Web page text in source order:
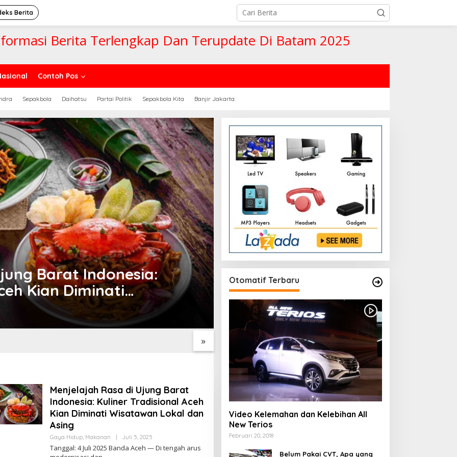
Berita
Berita Terlengkap Dan Terupdate Di Batam 2025
Contoh Pos
Sepakbola Daihatsu Partai Politik Sepakbola Kita Banjir Jakarta
Barat Indonesia:
Kian Diminati
Asing
»
Laga Futsal Antar
karena Gol Bunuh
Suporter Bola Nyamar Jadi
Wasit Demi Dekat dengan
Klub Arab Saudi Rekrut
Bintang Eropa: Trend Baru
Sepakbola Dunia
“Celtic Andalkan Pressing
Agresif untuk Liga
Champions 2025!”
Menjelajah Rasa di Ujung Barat
Indonesia: Kuliner Tradisional Aceh
Kian Diminati Wisatawan Lokal dan
Asing
Gaya Hidup, Makanan Juli 5, 2025Oleh
Tanggal: 4 Juli 2025 Banda Aceh — Di tengah arus
Otomatif Terbaru
Video Kelemahan dan Kelebihan All
New Terios
Februari 20, 2018
Belum Pakai CVT, Apa yang